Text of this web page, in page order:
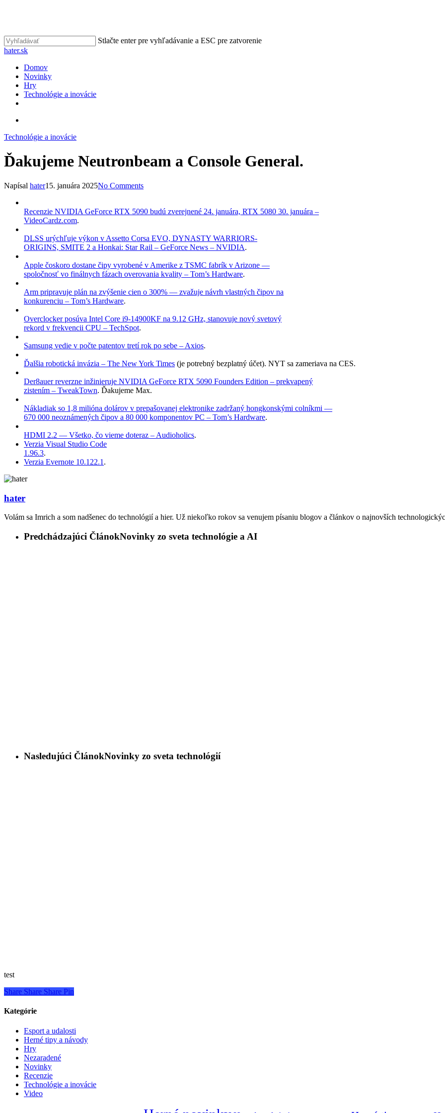
content
Stlačte enter pre vyhľadávanie a ESC pre zatvorenie
Close
hater.sk
vyhľadávať
Menu
Domov
Novinky
Hry
Technológie a inovácie
Technológie a inovácie
Ďakujeme Neutronbeam a Console General.
Napísal hater15. januára 2025No Comments
Recenzie NVIDIA GeForce RTX 5090 budú zverejnené 24. januára, RTX 5080 30. januára –
VideoCardz.com.
DLSS urýchľuje výkon v Assetto Corsa EVO, DYNASTY WARRIORS-
ORIGINS, SMITE 2 a Honkai: Star Rail – GeForce News – NVIDIA.
Apple čoskoro dostane čipy vyrobené v Amerike z TSMC fabrík v Arizone —
spoločnosť vo finálnych fázach overovania kvality – Tom’s Hardware.
Arm pripravuje plán na zvýšenie cien o 300% — zvažuje návrh vlastných čipov na
konkurenciu – Tom’s Hardware.
Overclocker posúva Intel Core i9-14900KF na 9.12 GHz, stanovuje nový svetový
rekord v frekvencii CPU – TechSpot.
Samsung vedie v počte patentov tretí rok po sebe – Axios.
Ďalšia robotická invázia – The New York Times (je potrebný bezplatný účet). NYT sa zameriava na CES.
Der8auer reverzne inžinieruje NVIDIA GeForce RTX 5090 Founders Edition – prekvapený
zistením – TweakTown. Ďakujeme Max.
Nákladiak so 1,8 milióna dolárov v prepašovanej elektronike zadržaný hongkonskými colníkmi —
670 000 neoznámených čipov a 80 000 komponentov PC – Tom’s Hardware.
HDMI 2.2 — Všetko, čo vieme doteraz – Audioholics.
Verzia Visual Studio Code
1.96.3.
Verzia Evernote 10.122.1 .
hater
Volám sa Imrich a som nadšenec do technológií a hier. Už niekoľko rokov sa venujem písaniu blogov a článkov o najnovších
Predchádzajúci ČlánokNovinky zo sveta technológie a AI
Nasledujúci ČlánokNovinky zo sveta technológií
test
Share Share Share Pin
Kategórie
Esport a udalosti
Herné tipy a návody
Hry
Nezaradené
Novinky
Recenzie
Technológie a inovácie
Video